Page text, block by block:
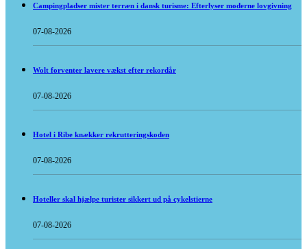
Campingpladser mister terræn i dansk turisme: Efterlyser moderne lovgivning
07-08-2026
Wolt forventer lavere vækst efter rekordår
07-08-2026
Hotel i Ribe knækker rekrutteringskoden
07-08-2026
Hoteller skal hjælpe turister sikkert ud på cykelstierne
07-08-2026